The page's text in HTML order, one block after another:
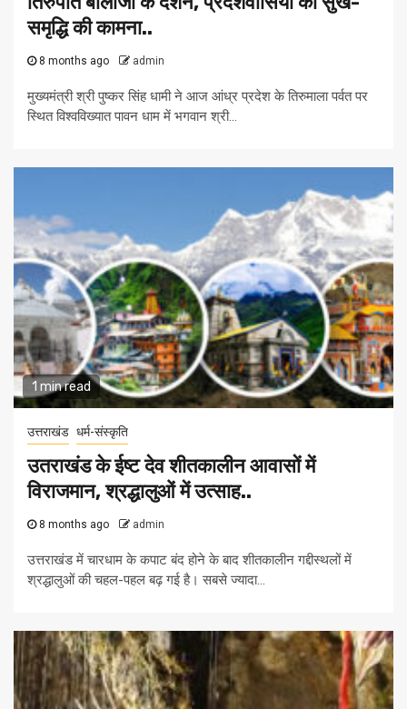
समृद्धि की कामना..
8 months ago admin
मुख्यमंत्री श्री पुष्कर सिंह धामी ने आज आंध्र प्रदेश के तिरुमाला पर्वत पर
स्थित विश्वविख्यात पावन धाम में भगवान श्री...
1 min read
उत्तराखंड धर्म-संस्कृति
उतराखंड के ईष्ट देव शीतकालीन आवासों में
विराजमान, श्रद्धालुओं में उत्साह..
8 months ago admin
उत्तराखंड में चारधाम के कपाट बंद होने के बाद शीतकालीन गद्दीस्थलों में
श्रद्धालुओं की चहल-पहल बढ़ गई है। सबसे ज्यादा...